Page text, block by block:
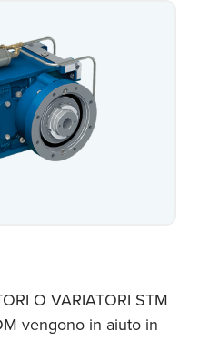
O VARIATORI STM
vengono in aiuto in